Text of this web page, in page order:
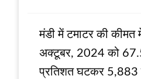
मंडी में टमाटर की
अक्टूबर, 2024 को
प्रतिशत घटकर 5,883